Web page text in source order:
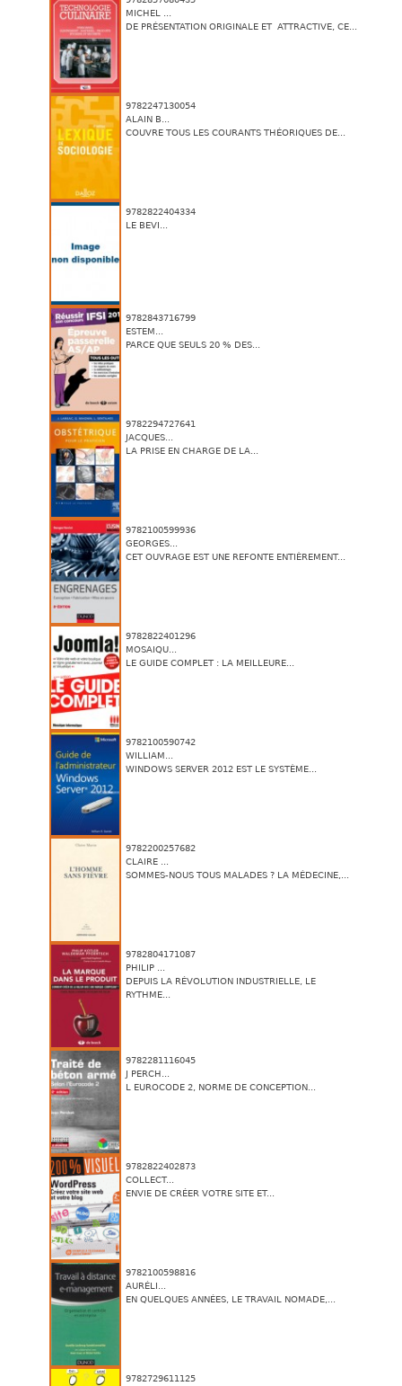
MICHEL ...
DE PRÉSENTATION ORIGINALE ET ATTRACTIVE, CE...
9782247130054
ALAIN B...
COUVRE TOUS LES COURANTS THÉORIQUES DE...
9782822404334
LE BEVI...
9782843716799
ESTEM...
PARCE QUE SEULS 20 % DES...
9782294727641
JACQUES...
LA PRISE EN CHARGE DE LA...
9782100599936
GEORGES...
CET OUVRAGE EST UNE REFONTE ENTIÈREMENT...
9782822401296
MOSAIQU...
LE GUIDE COMPLET : LA MEILLEURE...
9782100590742
WILLIAM...
WINDOWS SERVER 2012 EST LE SYSTÈME...
9782200257682
CLAIRE ...
SOMMES-NOUS TOUS MALADES ? LA MÉDECINE,...
9782804171087
PHILIP ...
DEPUIS LA RÉVOLUTION INDUSTRIELLE, LE
RYTHME...
9782281116045
J PERCH...
L EUROCODE 2, NORME DE CONCEPTION...
9782822402873
COLLECT...
ENVIE DE CRÉER VOTRE SITE ET...
9782100598816
AURÉLI...
EN QUELQUES ANNÉES, LE TRAVAIL NOMADE,...
9782729611125